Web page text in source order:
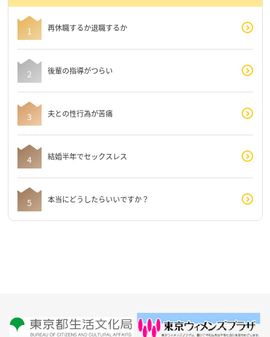
再休職するか退職するか
後輩の指導がつらい
夫との性行為が苦痛
結婚半年でセックスレス
本当にどうしたらいいですか？